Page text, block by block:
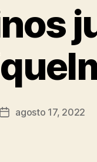
Fechaagosto 17, 2022